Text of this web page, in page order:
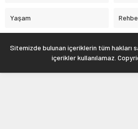
Yaşam
Sitemizde bulunan içeriklerin tüm hakları
içerikler kullanılamaz.